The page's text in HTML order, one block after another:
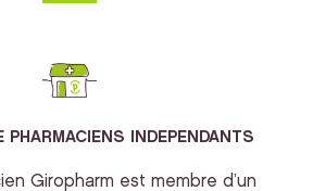
PHARMACIENS INDEPENDANTS
Giropharm est membre d’un